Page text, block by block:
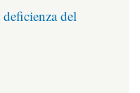
del